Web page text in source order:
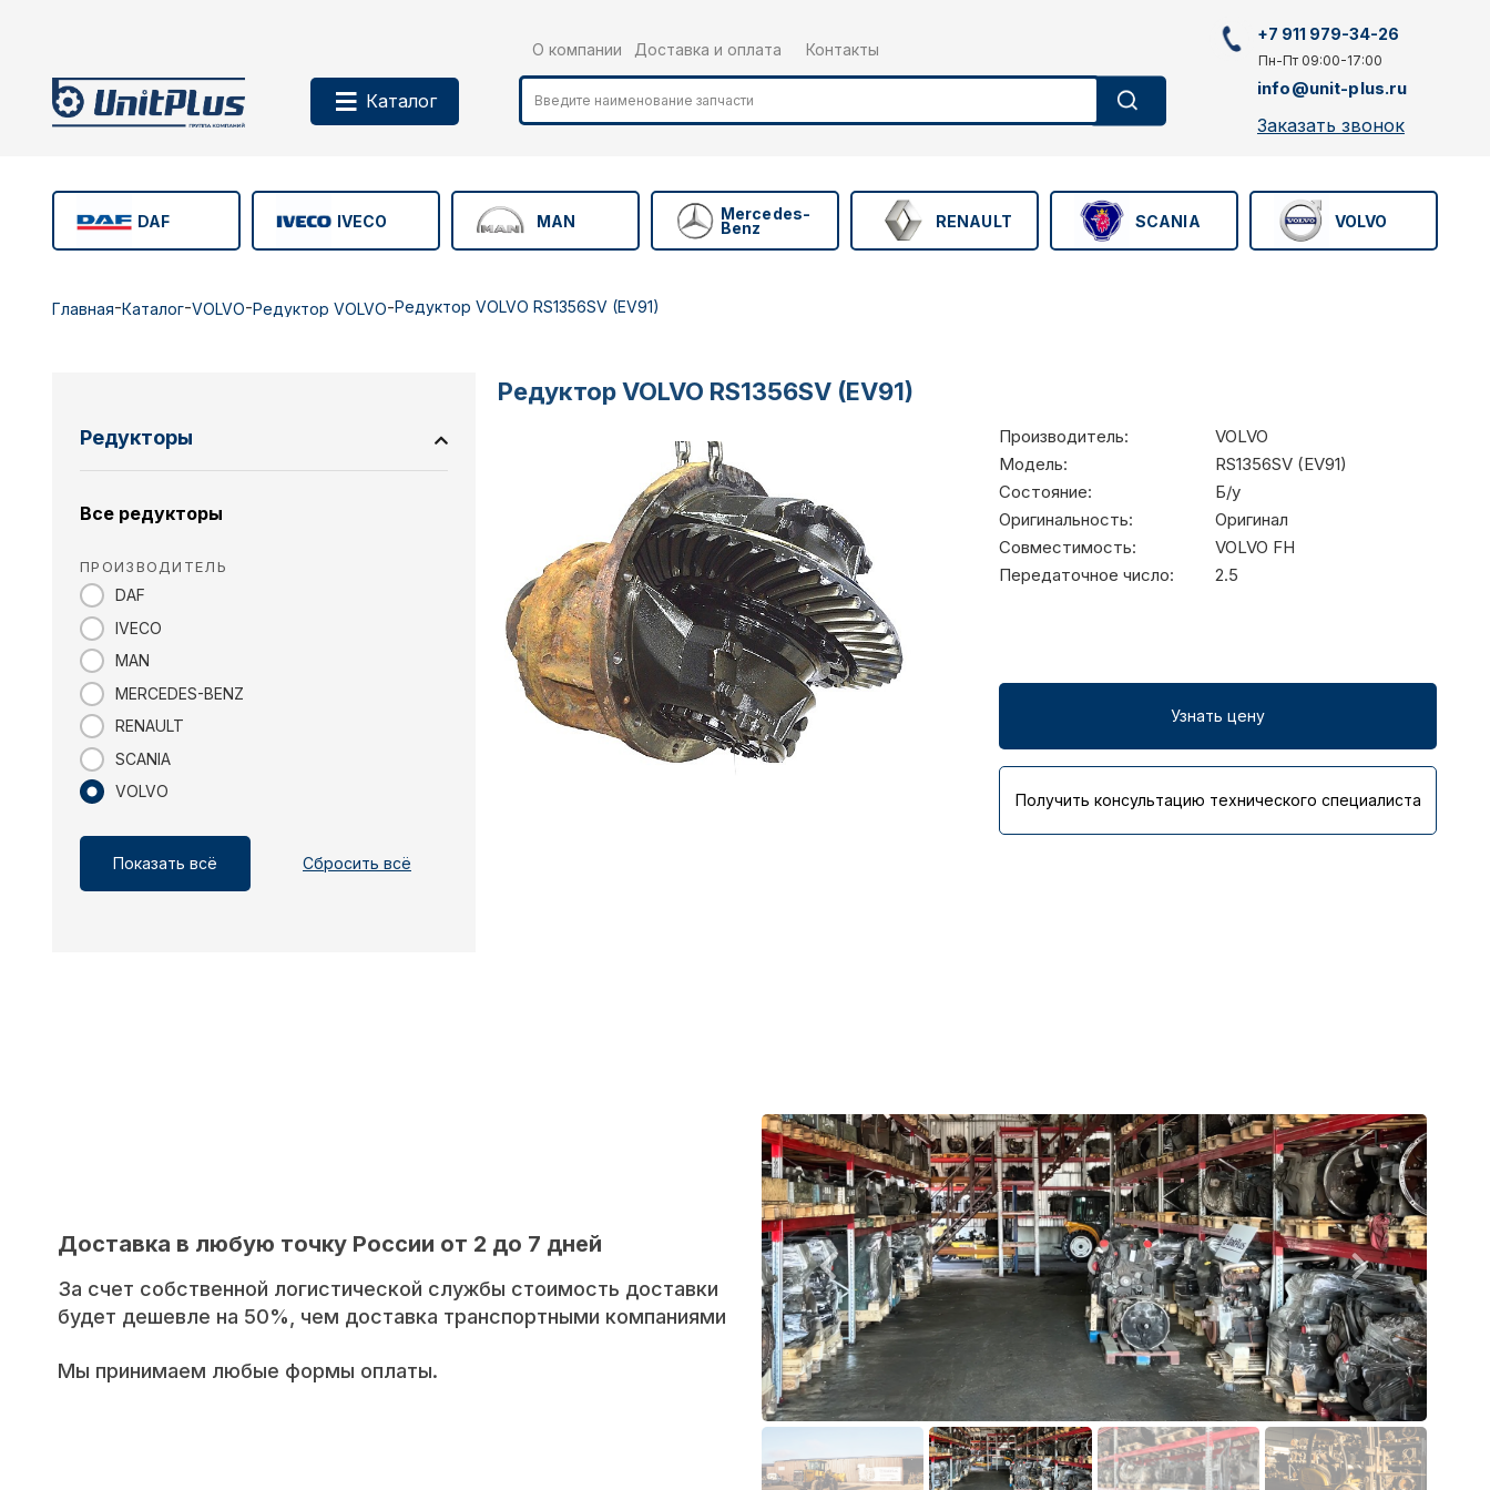
Каталог
О компании Доставка и оплата Контакты
+7 911 979-34-26
Пн-Пт 09:00-17:00
info@unit-plus.ru
Заказать звонок
DAF IVECO MAN Mercedes-
Benz RENAULT SCANIA VOLVO
Главная-Каталог-VOLVO-Редуктор VOLVO-Редуктор VOLVO RS1356SV (EV91)
Редукторы
Все редукторы
ПРОИЗВОДИТЕЛЬ
DAF
IVECO
MAN
MERCEDES-BENZ
RENAULT
SCANIA
VOLVO
Показать всё Сбросить всё
Редуктор VOLVO RS1356SV (EV91)
Производитель:
VOLVO
Модель:
RS1356SV (EV91)
Состояние:
Б/у
Оригинальность:
Оригинал
Совместимость:
VOLVO FH
Передаточное число:
2.5
Узнать цену
Получить консультацию технического специалиста
Доставка в любую точку России от 2 до 7 дней
За счет собственной логистической службы стоимость доставки
будет дешевле на 50%, чем доставка транспортными компаниями
Мы принимаем любые формы оплаты.